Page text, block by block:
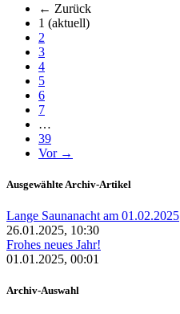
← Zurück
1 (aktuell)
2
3
4
5
6
7
…
39
Vor →
Ausgewählte Archiv-Artikel
Lange Saunanacht am 01.02.2025
26.01.2025, 10:30
Frohes neues Jahr!
01.01.2025, 00:01
Archiv-Auswahl